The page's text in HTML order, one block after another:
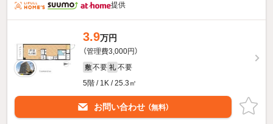
提供
3.9万円
（管理費3,000円）
敷 不要 礼 不要
5階 / 1K / 25.3㎡
お問い合わせ （無料）